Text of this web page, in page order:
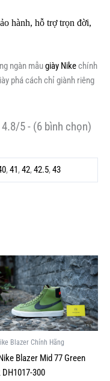
hành, hỗ trợ trọn đời,
ngàn mẫugiày Nikechính
phá cách chỉ giành riêng
4.8/5 - (6 bình chọn)
,41,42,42.5,43
Blazer Chính Hãng
Blazer Mid 77 Green
DH1017-300
Giá
gốc
là:
2,800,000VND.
Giá
hiện
tại
là:
800,000VND.